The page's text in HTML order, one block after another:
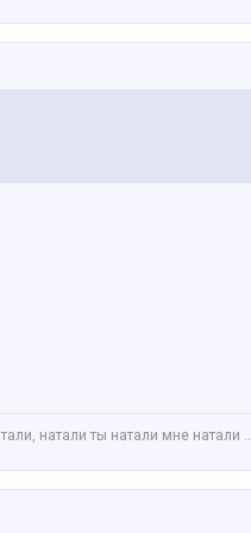
натали ты натали мне натали ..